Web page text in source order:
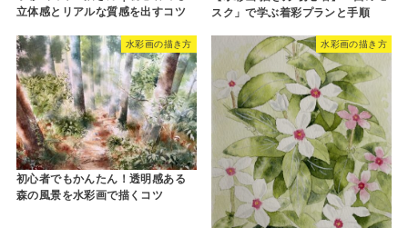
立体感とリアルな質感を出すコツ
スク」で学ぶ着彩プランと手順
水彩画の描き方
初心者でもかんたん！透明感ある
森の風景を水彩画で描くコツ
水彩画の描き方